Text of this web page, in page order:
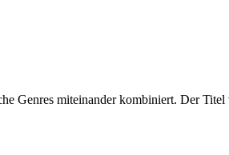
Genres miteinander kombiniert. Der